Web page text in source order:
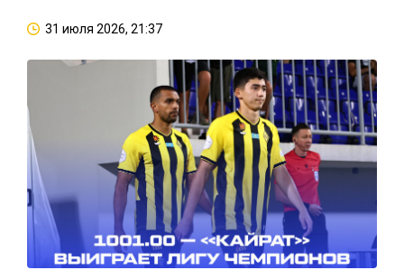
31 июля 2026, 21:37